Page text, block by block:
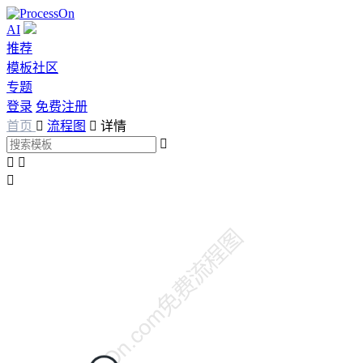
AI
推荐
模板社区
专题
登录 免费注册
首页  流程图  详情

 
